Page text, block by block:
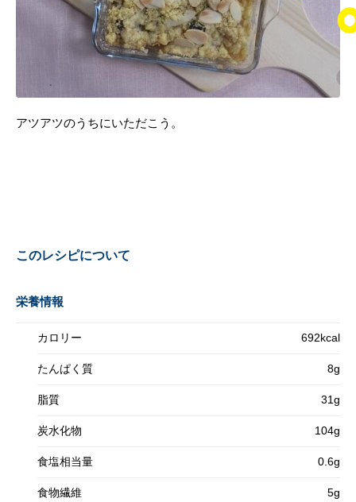
アツアツのうちにいただこう。
このレシピについて
栄養情報
カロリー 692kcal
たんぱく質 8g
脂質 31g
炭水化物 104g
食塩相当量 0.6g
食物繊維 5g